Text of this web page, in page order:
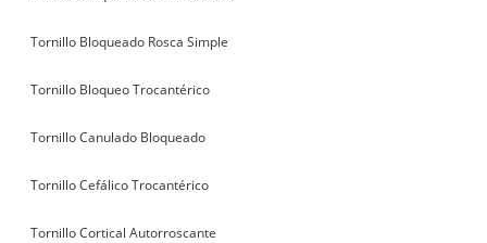
Tornillo Bloqueado Rosca Simple
Tornillo Bloqueo Trocantérico
Tornillo Canulado Bloqueado
Tornillo Cefálico Trocantérico
Tornillo Cortical Autorroscante